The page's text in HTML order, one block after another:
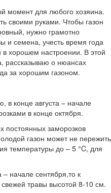
момент для любого хозяина.
своими руками. Чтобы газон
нужно грамотно
и семена, учесть время года
в хорошем настроении. В этой
рассказываю о нюансах
за хорошим газоном.
в конце августа – начале
в конце октября.
постоянных заморозков
газон может не пережить
температуры до – 5 °C, для
– начале сентября,то к
травы высотой 8-10 см.